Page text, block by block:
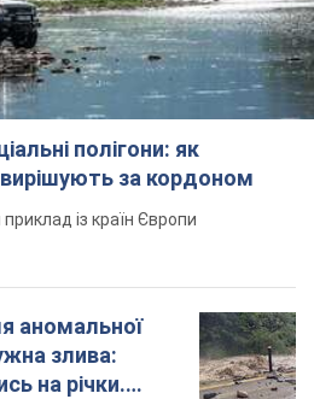
полігони: як
за кордоном
із країн Європи
аномальної
злива:
на річки.